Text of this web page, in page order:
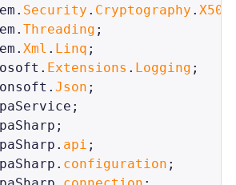
. Security . Cryptography .
. Threading ;
. Xml . Linq ;
. Extensions . Logging ;
. Json ;
;
;
. api ;
. configuration ;